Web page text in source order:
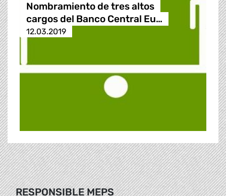
Nombramiento de tres altos
cargos del Banco Central Eu…
12.03.2019
RESPONSIBLE MEPS